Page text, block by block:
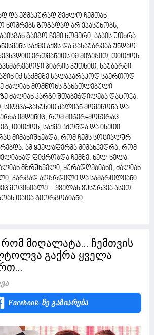
და ეშმაკურად შეძლო ჩემთან
ნომრებს ზოგადად არ ვპასუხობს,
გაიგო ჩემი ნომერი, ბაბის უთხრა,
საქმე აქვს და გასაუბრება უნდაო.
ერთმანეთს იმ მიზეზით, თითქოს
პიარის კუთხით, საუბარში
იქ საქმეზე სალაპარაკოდ საერთოდ
ძალიან მომწონს განათლებული
ძალიან კარგი შთაბეჭდილება დატოვა.
სიტყვა-პასუხით ძალიან მომეწონა და
იმდენიც, რომ მიწერ-მოწერაც
თითქოს, საქმე ჰქონდა და ისეთი
მიმანიშნებდა, რომ ჩემს სოციალურ
ამ ყველაფერმა მიმახვედრა, რომ
ფიქრობდა ჩემზე. ნელ-ნელა
მზრუნველი, ყურადღებიანი, ძალიან
კარგად აღზრდილი და სამართლიანი
მოვიხიბლე... ყველას ვუსურვებ ასეთ
თათა გიორგობიანი.
მიღალატა... ჩემთვის
გაქრა ყველა
Facebook-Ზე Გაზიარება